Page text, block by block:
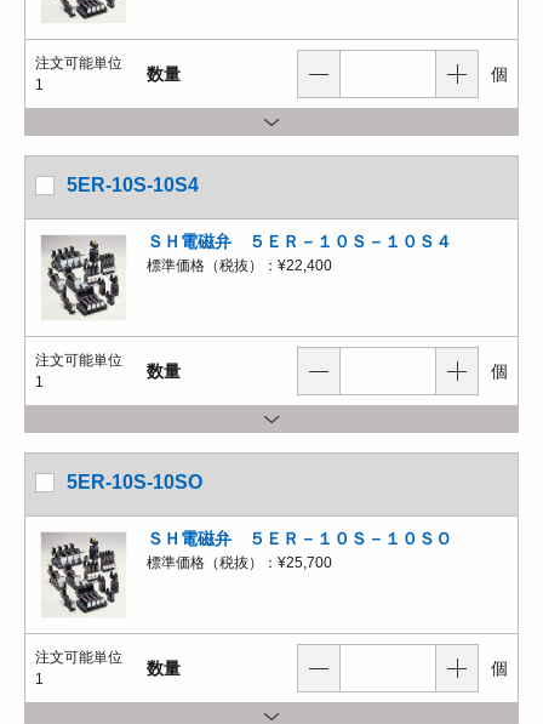
注文可能単位
1
数量 個
5ER-10S-10S4
ＳＨ電磁弁 ５ＥＲ－１０Ｓ－１０Ｓ４
標準価格（税抜）： ¥22,400
注文可能単位
1
数量 個
5ER-10S-10SO
ＳＨ電磁弁 ５ＥＲ－１０Ｓ－１０ＳＯ
標準価格（税抜）： ¥25,700
注文可能単位
1
数量 個